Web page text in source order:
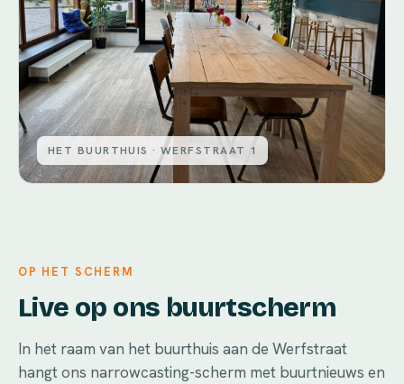
HET BUURTHUIS · WERFSTRAAT 1
OP HET SCHERM
Live op ons buurtscherm
In het raam van het buurthuis aan de Werfstraat
hangt ons narrowcasting-scherm met buurtnieuws en